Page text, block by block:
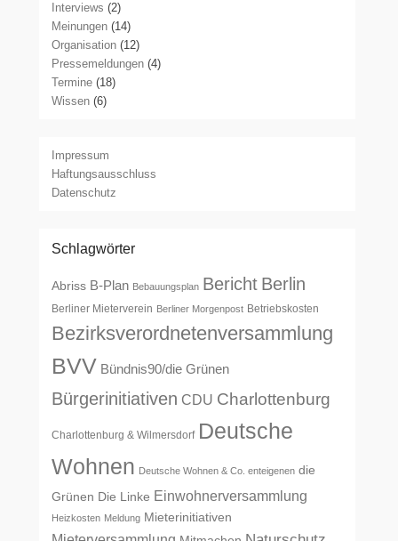
Interviews (2)
Meinungen (14)
Organisation (12)
Pressemeldungen (4)
Termine (18)
Wissen (6)
Impressum
Haftungsausschluss
Datenschutz
Schlagwörter
Abriss B-Plan Bebauungsplan Bericht Berlin
Berliner Mieterverein Berliner Morgenpost Betriebskosten
Bezirksverordnetenversammlung
BVV Bündnis90/die Grünen
Bürgerinitiativen CDU Charlottenburg
Charlottenburg & Wilmersdorf Deutsche
Wohnen Deutsche Wohnen & Co. enteigenen die
Grünen Die Linke Einwohnerversammlung
Heizkosten Meldung Mieterinitiativen